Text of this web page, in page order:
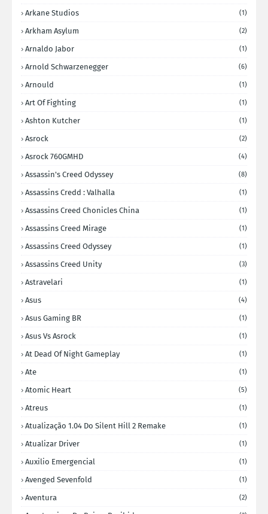
Arkane Studios (1)
Arkham Asylum (2)
Arnaldo Jabor (1)
Arnold Schwarzenegger (6)
Arnould (1)
Art Of Fighting (1)
Ashton Kutcher (1)
Asrock (2)
Asrock 760GMHD (4)
Assassin's Creed Odyssey (8)
Assassins Credd : Valhalla (1)
Assassins Creed Chonicles China (1)
Assassins Creed Mirage (1)
Assassins Creed Odyssey (1)
Assassins Creed Unity (3)
Astravelari (1)
Asus (4)
Asus Gaming BR (1)
Asus Vs Asrock (1)
At Dead Of Night Gameplay (1)
Ate (1)
Atomic Heart (5)
Atreus (1)
Atualização 1.04 Do Silent Hill 2 Remake (1)
Atualizar Driver (1)
Auxilio Emergencial (1)
Avenged Sevenfold (1)
Aventura (2)